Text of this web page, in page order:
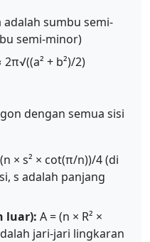
adalah sumbu semi-
semi-minor)
2π√((a² + b²)/2)
dengan semua sisi
× s² × cot(π/n))/4 (di
s adalah panjang
luar): A = (n × R² ×
jari-jari lingkaran